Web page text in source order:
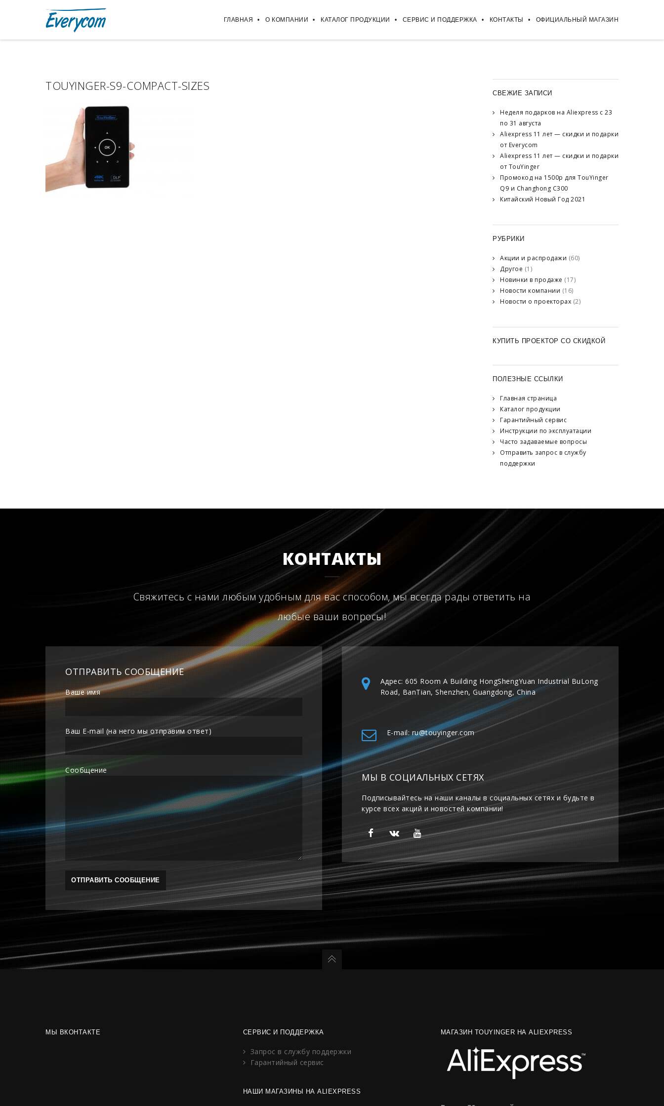
ГЛАВНАЯ О КОМПАНИИ КАТАЛОГ ПРОДУКЦИИ СЕРВИС И ПОДДЕРЖКА КОНТАКТЫ ОФИЦИАЛЬНЫЙ МАГАЗИН
TOUYINGER-S9-COMPACT-SIZES
СВЕЖИЕ ЗАПИСИ
Неделя подарков на Aliexpress с 23
по 31 августа
Aliexpress 11 лет — скидки и подарки
от Everycom
Aliexpress 11 лет — скидки и подарки
от TouYinger
Промокод на 1500р для TouYinger
Q9 и Changhong C300
Китайский Новый Год 2021
РУБРИКИ
Акции и распродажи (60)
Другое (1)
Новинки в продаже (17)
Новости компании (16)
Новости о проекторах (2)
КУПИТЬ ПРОЕКТОР СО СКИДКОЙ
ПОЛЕЗНЫЕ ССЫЛКИ
Главная страница
Каталог продукции
Гарантийный сервис
Инструкции по эксплуатации
Часто задаваемые вопросы
Отправить запрос в службу
поддержки
КОНТАКТЫ
Свяжитесь с нами любым удобным для вас способом, мы всегда рады ответить на
любые ваши вопросы!
ОТПРАВИТЬ СООБЩЕНИЕ
Ваше имя
Ваш E-mail (на него мы отправим ответ)
Сообщение
Адрес: 605 Room A Building HongShengYuan Industrial BuLong
Road, BanTian, Shenzhen, Guangdong, China
E-mail: ru@touyinger.com
МЫ В СОЦИАЛЬНЫХ СЕТЯХ
Подписывайтесь на наши каналы в социальных сетях и будьте в
курсе всех акций и новостей компании!
МЫ ВКОНТАКТЕ СЕРВИС И ПОДДЕРЖКА
Запрос в службу поддержки
Гарантийный сервис
НАШИ МАГАЗИНЫ НА ALIEXPRESS
МАГАЗИН TOUYINGER НА ALIEXPRESS